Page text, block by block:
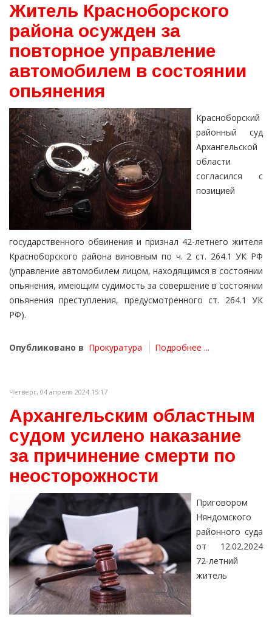
Житель Красноборского
района осужден за
повторное управление
автомобилем в состоянии
опьянения
Красноборский
районный суд
Архангельской
области
согласился с
позицией
государственного обвинения и признал 42-летнего жителя
Красноборского района виновным по ч. 2 ст. 264.1 УК РФ
(управление автомобилем лицом, находящимся в состоянии
опьянения, имеющим судимость за совершение в состоянии
опьянения преступления, предусмотренного ст. 264.1 УК
РФ).
Опубликовано в Прокуратура Подробнее ...
Четверг, 04 апреля 2024 15:17
Архангельским областным
судом усилено наказание
за причинение смерти по
неосторожности
Приговором
Няндомского
районного суда
от 12.02.2024
72-летний
житель